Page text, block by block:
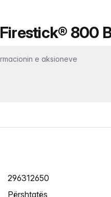
800
e aksioneve
296312650
Përshtatës